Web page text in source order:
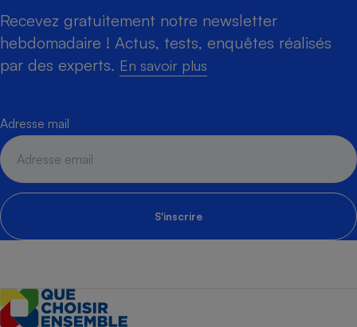
Recevez gratuitement notre newsletter
hebdomadaire ! Actus, tests, enquêtes réalisés
par des experts. En savoir plus
Adresse mail
S'inscrire